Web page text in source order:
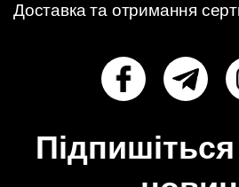
Доставка та отримання